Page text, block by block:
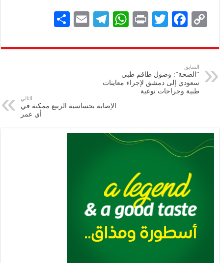
C
p
y
Li
n
F
eb
k
T
tt
P
nt
W
at
A
p
Te
gr
E
ai
ar
السابق
“الصحة”: وصول طاقم طبي
سعودي إلى دمشق لإجراء معاينات
طبية وجراحات ‏نوعية
التالي
الإصابة بحساسية الربيع ممكنة في
أي عمر